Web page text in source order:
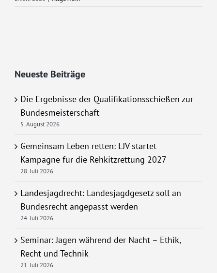
Neueste Beiträge
Die Ergebnisse der Qualifikationsschießen zur
Bundesmeisterschaft
5. August 2026
Gemeinsam Leben retten: LJV startet
Kampagne für die Rehkitzrettung 2027
28. Juli 2026
Landesjagdrecht: Landesjagdgesetz soll an
Bundesrecht angepasst werden
24. Juli 2026
Seminar: Jagen während der Nacht – Ethik,
Recht und Technik
21. Juli 2026